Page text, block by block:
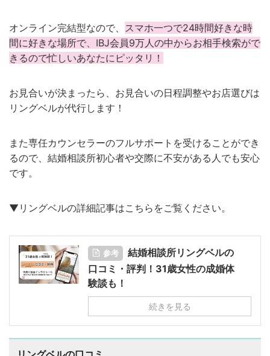
オンライン完結型なので、 スマホ一つで24時間好きな時
間に好きな場所で、IBJ会員9万人の中からお相手検索がで
きるので忙しいあなたにピッタリ！
お見合いが決まったら、お見合いの日程調整やお店選びは
リングベルが代行します！
また専任カウンセラーのフルサポートを受けることができ
るので、結婚相談所初心者や交際に不安がある人でも安心
です。
▼リングベルの詳細記事はこちらをご覧ください。
参考
結婚相談所リングベルの
口コミ・評判！31歳女性の成婚体
験談も！
続きを見る